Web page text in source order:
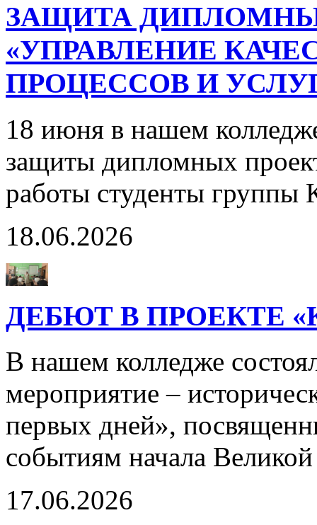
ЗАЩИТА
«УПРАВЛЕНИЕ
ПРОЦЕССОВ И
18 июня в нашем
защиты дипломных
работы студенты
18.06.2026
ДЕБЮТ В ПРОЕКТЕ
В нашем колледже
мероприятие –
первых дней»,
событиям начала
17.06.2026